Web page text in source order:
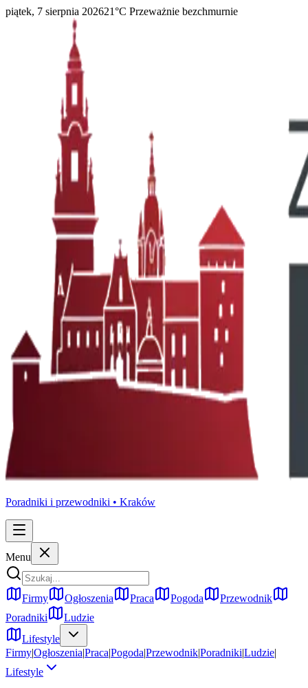
piątek, 7 sierpnia 202621°C Przeważnie bezchmurnie
Poradniki i przewodniki • Kraków
Menu
Firmy Ogłoszenia Praca Pogoda
Przewodnik
Poradniki
Ludzie
Lifestyle
Firmy|Ogłoszenia|Praca|Pogoda|Przewodnik|Poradniki|Ludzie|
Lifestyle